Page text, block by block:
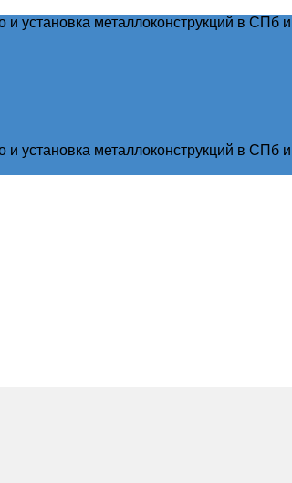
установка металлоконструкций в СПб
установка металлоконструкций в СПб